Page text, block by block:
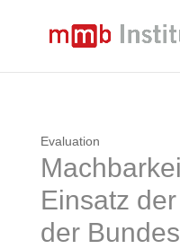
Evaluation
Einsatz
der